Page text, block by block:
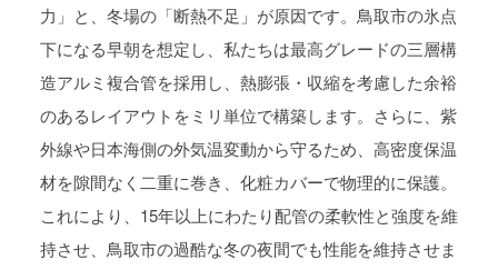
力」と、冬場の「断熱不足」が原因です。鳥取市の氷点
下になる早朝を想定し、私たちは最高グレードの三層構
造アルミ複合管を採用し、熱膨張・収縮を考慮した余裕
のあるレイアウトをミリ単位で構築します。さらに、紫
外線や日本海側の外気温変動から守るため、高密度保温
材を隙間なく二重に巻き、化粧カバーで物理的に保護。
これにより、15年以上にわたり配管の柔軟性と強度を維
持させ、鳥取市の過酷な冬の夜間でも性能を維持させま